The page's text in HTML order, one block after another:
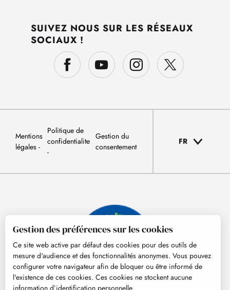
SUIVEZ NOUS SUR LES RÉSEAUX
SOCIAUX !
Mentions
légales
Politique de
confidentialite
Gestion du
consentement
FR
Gestion des préférences sur les cookies
Ce site web active par défaut des cookies pour des outils de
mesure d'audience et des fonctionnalités anonymes. Vous pouvez
configurer votre navigateur afin de bloquer ou être informé de
l'existence de ces cookies. Ces cookies ne stockent aucune
information d’identification personnelle.